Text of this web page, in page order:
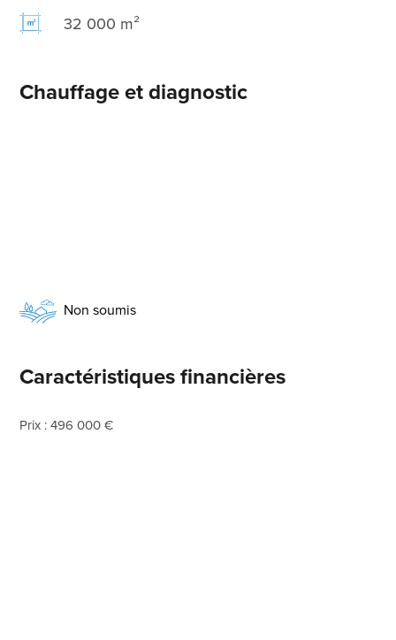
32 000 m²
Chauffage et diagnostic
Non soumis
Caractéristiques financières
Prix : 496 000 €